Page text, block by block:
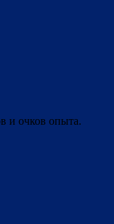
и очков опыта.